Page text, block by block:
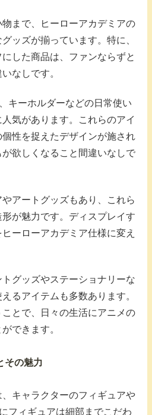
まで、ヒーローアカデミアの
ッズが揃っています。特に、
した商品は、ファンならずと
なしです。
キーホルダーなどの日常使い
気があります。これらのアイ
性を捉えたデザインが施され
欲しくなること間違いなしで
アートグッズもあり、これら
が魅力です。ディスプレイす
ーローアカデミア仕様に変え
グッズやステーショナリーな
るアイテムも多数あります。
とで、日々の生活にアニメの
できます。
その魅力
キャラクターのフィギュアや
フィギュアは細部までこだわ